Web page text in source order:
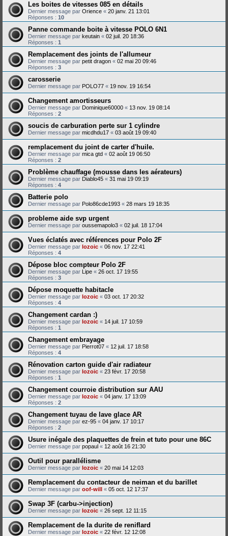
Les boites de vitesses 085 en détails
Dernier message par Orience « 20 janv. 21 13:01
Réponses : 10
Panne commande boite à vitesse POLO 6N1
Dernier message par keutain « 02 juil. 20 18:36
Réponses : 1
Remplacement des joints de l'allumeur
Dernier message par petit dragon « 02 mai 20 09:46
Réponses : 3
carosserie
Dernier message par POLO77 « 19 nov. 19 16:54
Changement amortisseurs
Dernier message par Dominique60000 « 13 nov. 19 08:14
Réponses : 2
soucis de carburation perte sur 1 cylindre
Dernier message par micdhdu17 « 03 août 19 09:40
remplacement du joint de carter d'huile.
Dernier message par mica gtd « 02 août 19 06:50
Réponses : 2
Problème chauffage (mousse dans les aérateurs)
Dernier message par Diablo45 « 31 mai 19 09:19
Réponses : 4
Batterie polo
Dernier message par Polo86cde1993 « 28 mars 19 18:35
probleme aide svp urgent
Dernier message par oussemapolo3 « 02 juil. 18 17:04
Vues éclatés avec références pour Polo 2F
Dernier message par lozoic « 06 nov. 17 22:41
Réponses : 4
Dépose bloc compteur Polo 2F
Dernier message par Lipe « 26 oct. 17 19:55
Réponses : 3
Dépose moquette habitacle
Dernier message par lozoic « 03 oct. 17 20:32
Réponses : 4
Changement cardan :)
Dernier message par lozoic « 14 juil. 17 10:59
Réponses : 1
Changement embrayage
Dernier message par Pierrot07 « 12 juil. 17 18:58
Réponses : 4
Rénovation carton guide d'air radiateur
Dernier message par lozoic « 23 févr. 17 20:58
Réponses : 1
Changement courroie distribution sur AAU
Dernier message par lozoic « 04 janv. 17 13:09
Réponses : 2
Changement tuyau de lave glace AR
Dernier message par ez-95 « 04 janv. 17 10:17
Réponses : 2
Usure inégale des plaquettes de frein et tuto pour une 86C
Dernier message par popaul « 12 août 16 21:30
Outil pour parallélisme
Dernier message par lozoic « 20 mai 14 12:03
Remplacement du contacteur de neiman et du barillet
Dernier message par oof-will « 05 oct. 12 17:37
Swap 3F (carbu->injection)
Dernier message par lozoic « 26 sept. 12 11:15
Remplacement de la durite de reniflard
Dernier message par lozoic « 22 févr. 12 12:08